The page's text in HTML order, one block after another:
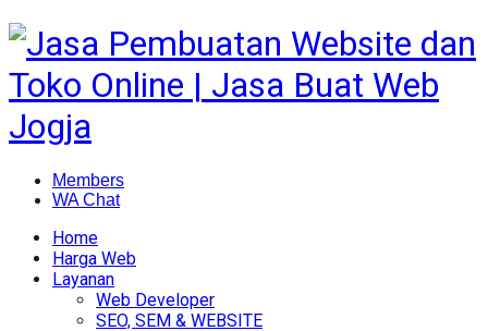
Members
WA Chat
Home
Harga Web
Layanan
Web Developer
SEO, SEM & WEBSITE